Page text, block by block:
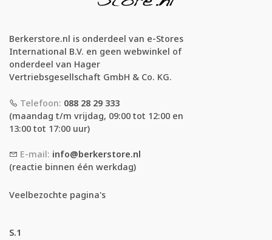
Berkerstore.nl is onderdeel van e-Stores
International B.V. en geen webwinkel of
onderdeel van Hager
Vertriebsgesellschaft GmbH & Co. KG.
Telefoon: 088 28 29 333
(maandag t/m vrijdag, 09:00 tot 12:00 en
13:00 tot 17:00 uur)
E-mail: info@berkerstore.nl
(reactie binnen één werkdag)
Veelbezochte pagina's
S.1